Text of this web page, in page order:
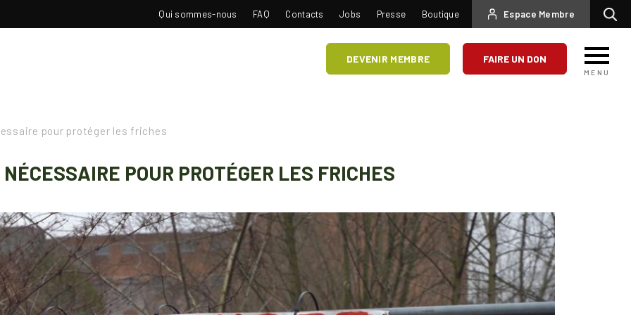
USER
ACCOUNT
MENU
Espace Membre
TOP
NAVIGATION
Qui sommes-nous FAQ Contacts Jobs Presse Boutique
DEVENIR MEMBRE FAIRE UN DON
MENU
pour protéger les friches
POUR PROTÉGER LES FRICHES